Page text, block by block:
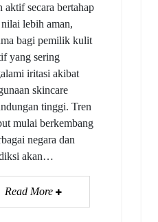
aktif secara bertahap
lebih aman,
bagi pemilik kulit
yang sering
iritasi akibat
skincare
tinggi. Tren
mulai berkembang
negara dan
akan…
Read More